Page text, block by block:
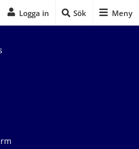
Logga in Sök Meny